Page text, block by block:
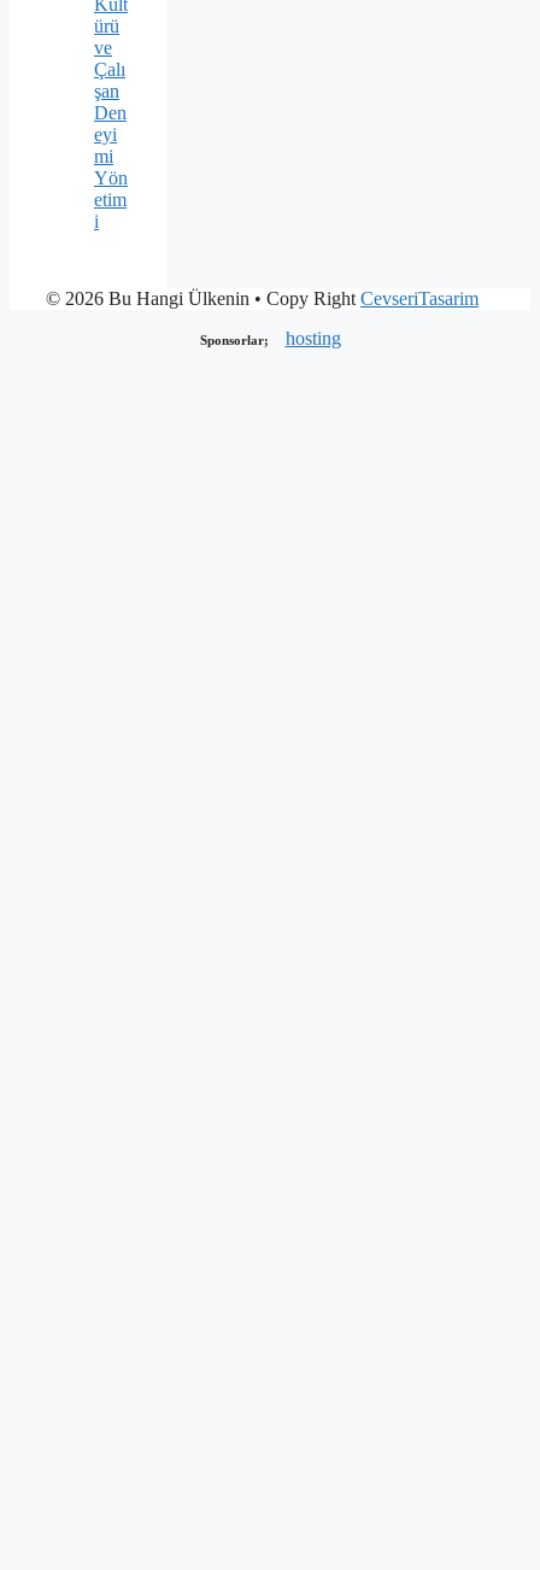
Kült
ürü
ve
Çalı
şan
Den
eyi
mi
Yön
etim
i
© 2026 Bu Hangi Ülkenin • Copy Right CevseriTasarim
Sponsorlar; hosting